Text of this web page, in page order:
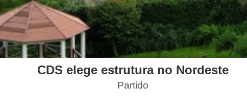
CDS elege estrutura no Nordeste
Partido